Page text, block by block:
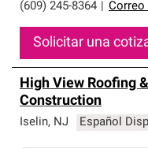
(609) 245-8364
Correo
Solicitar una
High View Roofing &
Construction
Iselin, NJ Español